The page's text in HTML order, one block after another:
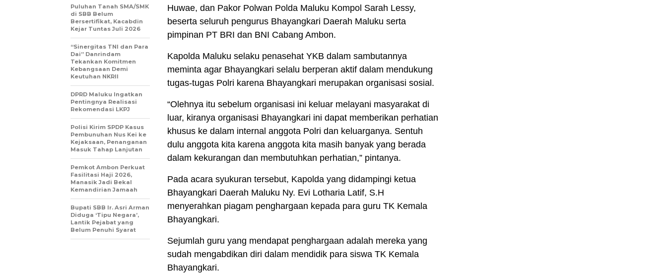
Huwae, dan Pakor Polwan Polda Maluku Kompol Sarah Lessy,
beserta seluruh pengurus Bhayangkari Daerah Maluku serta
pimpinan PT BRI dan BNI Cabang Ambon.
Kapolda Maluku selaku penasehat YKB dalam sambutannya
meminta agar Bhayangkari selalu berperan aktif dalam mendukung
tugas-tugas Polri karena Bhayangkari merupakan organisasi sosial.
“Olehnya itu sebelum organisasi ini keluar melayani masyarakat di
luar, kiranya organisasi Bhayangkari ini dapat memberikan perhatian
khusus ke dalam internal anggota Polri dan keluarganya. Sentuh
dulu anggota kita karena anggota kita masih banyak yang berada
dalam kekurangan dan membutuhkan perhatian,” pintanya.
Pada acara syukuran tersebut, Kapolda yang didampingi ketua
Bhayangkari Daerah Maluku Ny. Evi Lotharia Latif, S.H
menyerahkan piagam penghargaan kepada para guru TK Kemala
Bhayangkari.
Sejumlah guru yang mendapat penghargaan adalah mereka yang
sudah mengabdikan diri dalam mendidik para siswa TK Kemala
Bhayangkari.
Puluhan Tanah SMA/SMK
di SBB Belum
Bersertifikat, Kacabdin
Kejar Tuntas Juli 2026
“Sinergitas TNI dan Para
Dai” Danrindam
Tekankan Komitmen
Kebangsaan Demi
Keutuhan NKRII ‎
DPRD Maluku Ingatkan
Pentingnya Realisasi
Rekomendasi LKPJ
Polisi Kirim SPDP Kasus
Pembunuhan Nus Kei ke
Kejaksaan, Penanganan
Masuk Tahap Lanjutan
Pemkot Ambon Perkuat
Fasilitasi Haji 2026,
Manasik Jadi Bekal
Kemandirian Jamaah
Bupati SBB Ir. Asri Arman
Diduga ‘Tipu Negara’,
Lantik Pejabat yang
Belum Penuhi Syarat